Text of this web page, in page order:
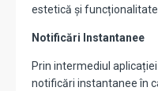
estetică și
Notificări Instantanee
Prin intermediul
notificări instantanee în